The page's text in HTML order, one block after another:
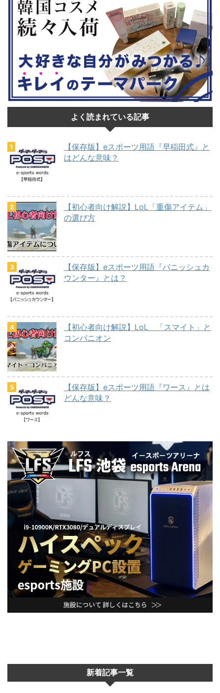
よく読まれている記事
【保存版】eスポーツ用語『早稲田式』と
はどんな意味？
【初心者向け解説】LoL「重傷アイテム」
の選び方
【保存版】eスポーツ用語『パニッシュカ
ウンター』とは？
【初心者向け解説】LoL 「スマイト」と
コンパニオン
【保存版】eスポーツ用語『ワース』とは
どんな意味？
新着記事一覧